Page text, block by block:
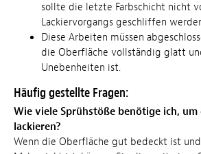
sollte die letzte Farbschicht nicht
Lackiervorgangs geschliffen
Diese Arbeiten müssen
die Oberfläche vollständig glatt
Unebenheiten ist.
Häufig gestellte Fragen:
Wie viele Sprühstöße benötige ich, um
lackieren?
Wenn die Oberfläche gut bedeckt ist